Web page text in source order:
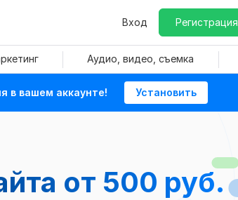
Вход Регистрация
Аудио, видео, съемка
в вашем аккаунте! Установить
от 500 руб.